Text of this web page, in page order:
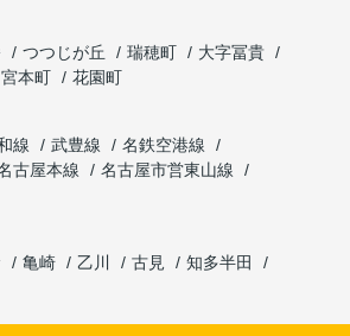
つつじが丘 瑞穂町
大字冨貴
宮本町
花園町
線 武豊線
名鉄空港線
古屋本線
名古屋市営東山線
亀崎 乙川 古見
知多半田